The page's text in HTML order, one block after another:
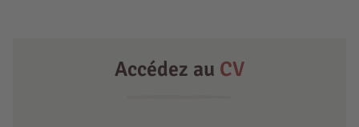
Accédez au CV